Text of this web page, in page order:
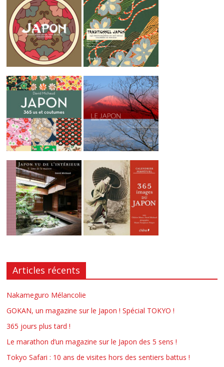
Articles récents
Nakameguro Mélancolie
GOKAN, un magazine sur le Japon ! Spécial TOKYO !
365 jours plus tard !
Le marathon d’un magazine sur le Japon des 5 sens !
Tokyo Safari : 10 ans de visites hors des sentiers battus !